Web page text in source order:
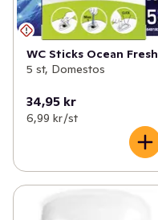
WC Sticks Ocean Fresh
5 st, Domestos
34,95 kr
6,99 kr /st